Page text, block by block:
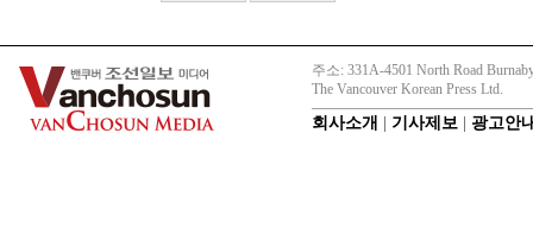
주소: 331A-4501 North Road
The Vancouver Korean Press Ltd.
회사소개 기사제보 광고안